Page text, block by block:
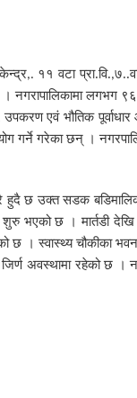
,. ११ वटा प्रा.वि.,
। नगरापालिकामा
उपकरण एवं भौतिक
गरेका छन् ।
छ उक्त सडक
भएको छ । मार्तडी देखि
छ । स्वास्थ्य चौकीका
अवस्थामा रहेको छ ।